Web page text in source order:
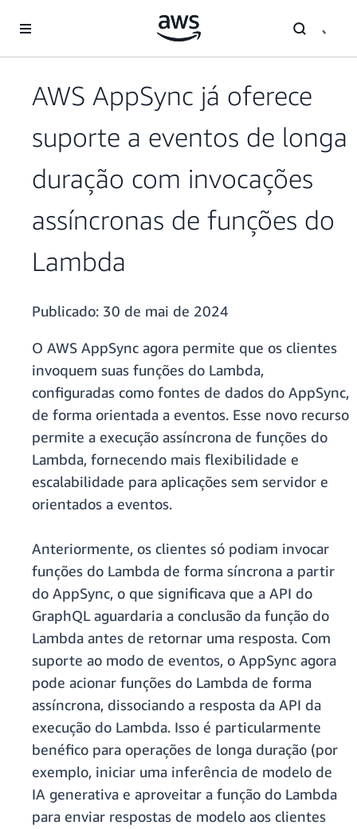
Pular para o conteúdo principal
AWS AppSync já oferece
suporte a eventos de longa
duração com invocações
assíncronas de funções do
Lambda
Publicado: 30 de mai de 2024
O AWS AppSync agora permite que os clientes
invoquem suas funções do Lambda,
configuradas como fontes de dados do AppSync,
de forma orientada a eventos. Esse novo recurso
permite a execução assíncrona de funções do
Lambda, fornecendo mais flexibilidade e
escalabilidade para aplicações sem servidor e
orientados a eventos.
Anteriormente, os clientes só podiam invocar
funções do Lambda de forma síncrona a partir
do AppSync, o que significava que a API do
GraphQL aguardaria a conclusão da função do
Lambda antes de retornar uma resposta. Com
suporte ao modo de eventos, o AppSync agora
pode acionar funções do Lambda de forma
assíncrona, dissociando a resposta da API da
execução do Lambda. Isso é particularmente
benéfico para operações de longa duração (por
exemplo, iniciar uma inferência de modelo de
IA generativa e aproveitar a função do Lambda
para enviar respostas de modelo aos clientes